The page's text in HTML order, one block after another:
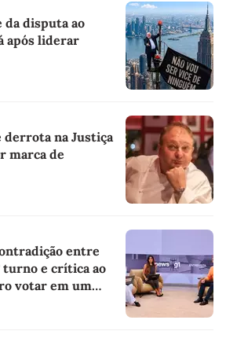
da disputa ao
após liderar
derrota na Justiça
marca de
entre
turno e crítica ao
votar em um